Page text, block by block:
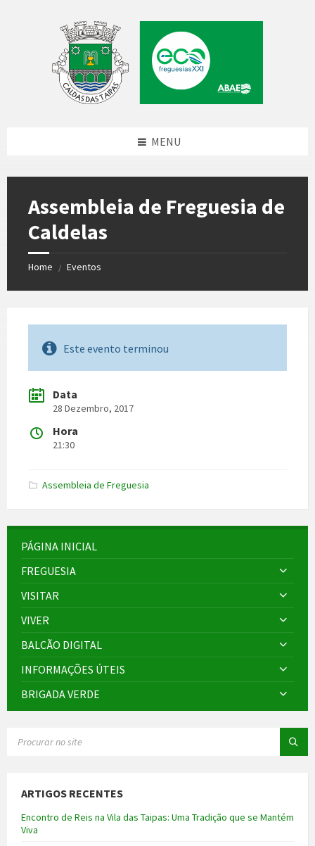
MENU
Assembleia de Freguesia de
Caldelas
Home / Eventos
Este evento terminou
Data
28 Dezembro, 2017
Hora
21:30
Assembleia de Freguesia
PÁGINA INICIAL
FREGUESIA
VISITAR
VIVER
BALCÃO DIGITAL
INFORMAÇÕES ÚTEIS
BRIGADA VERDE
ARTIGOS RECENTES
Encontro de Reis na Vila das Taipas: Uma Tradição que se Mantém
Viva